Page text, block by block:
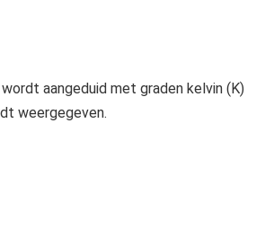
aangeduid met graden kelvin (K)
weergegeven.